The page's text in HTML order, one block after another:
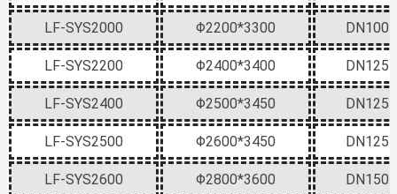
LF-SYS2000 Φ2200*3300 DN100
LF-SYS2200 Φ2400*3400 DN125
LF-SYS2400 Φ2500*3450 DN125
LF-SYS2500 Φ2600*3450 DN125
LF-SYS2600 Φ2800*3600 DN150